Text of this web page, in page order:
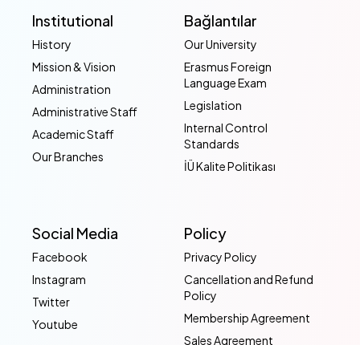
Institutional
History
Mission & Vision
Administration
Administrative Staff
Academic Staff
Our Branches
Bağlantılar
Our University
Erasmus Foreign
Language Exam
Legislation
Internal Control
Standards
İÜ Kalite Politikası
Social Media
Facebook
Instagram
Twitter
Youtube
Policy
Privacy Policy
Cancellation and Refund
Policy
Membership Agreement
Sales Agreement